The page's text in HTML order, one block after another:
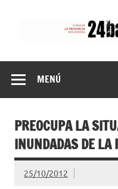
MENÚ
PREOCUPA LA
INUNDADAS DE LA
25/10/2012